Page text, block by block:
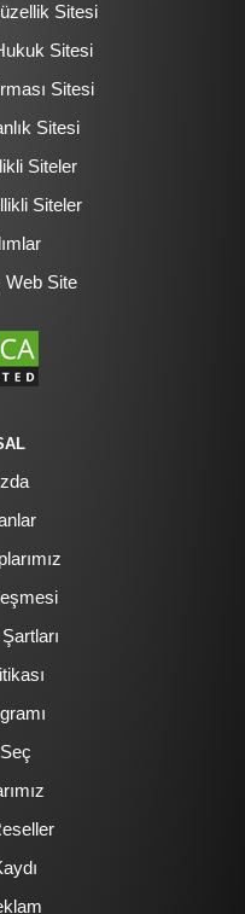
Sitesi
Sitesi
Sitesi
Sitesi
Siteler
Siteler
Web Site